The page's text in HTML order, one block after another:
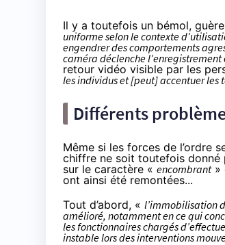
Il y a toutefois un bémol,
uniforme selon le contexte
engendrer des comportements
caméra déclenche
retour vidéo visible par les
les individus et [peut] accentuer les
Différents
Même si les forces de l’ordre
chiffre ne soit toutefois donné
sur le caractère « encombrant»
ont ainsi été remontées...
Tout d’abord, « l’immobilisation
amélioré, notamment en ce qui
les fonctionnaires chargés
instable lors des interventions